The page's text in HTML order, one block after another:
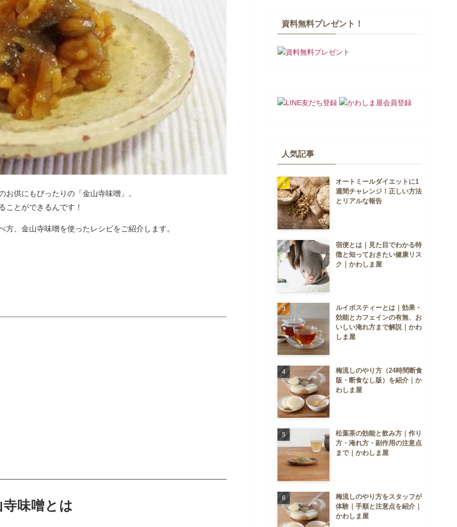
供にもぴったりの「金山寺味噌」。
ことができるんです！
、金山寺味噌を使ったレシピをご紹介します。
寺味噌とは
資料無料プレゼント！
人気記事
オートミールダイエットに1
週間チャレンジ！正しい方法
とリアルな報告
宿便とは｜見た目でわかる特
徴と知っておきたい健康リス
ク｜かわしま屋
ルイボスティーとは｜効果・
効能とカフェインの有無、お
いしい淹れ方まで解説｜かわ
しま屋
梅流しのやり方（24時間断食
版・断食なし版）を紹介｜か
わしま屋
松葉茶の効能と飲み方｜作り
方・淹れ方・副作用の注意点
まで｜かわしま屋
梅流しのやり方をスタッフが
体験｜手順と注意点を紹介｜
かわしま屋